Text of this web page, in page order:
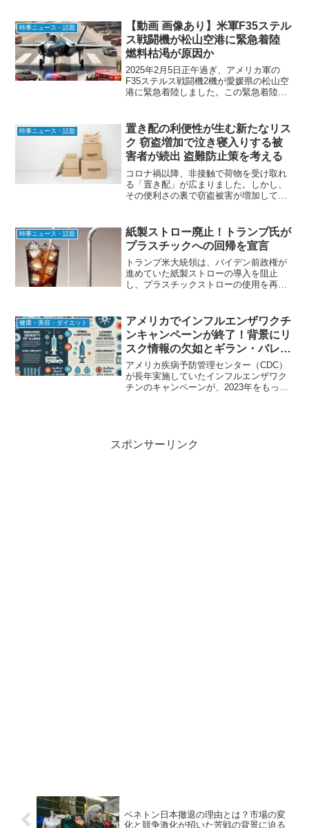
域間の意識の違いについて初心者でもわ
かりやすく解説します。...
時事ニュース・話題
【動画 画像あり】米軍F35ステル
ス戦闘機が松山空港に緊急着陸
燃料枯渇が原因か
2025年2月5日正午過ぎ、アメリカ軍の
F35ステルス戦闘機2機が愛媛県の松山空
港に緊急着陸しました。この緊急着陸は
米軍F35戦闘機の緊急着陸 詳細と原因松
山空港事務所...
時事ニュース・話題
置き配の利便性が生む新たなリス
ク 窃盗増加で泣き寝入りする被
害者が続出 盗難防止策を考える
コロナ禍以降、非接触で荷物を受け取れ
る「置き配」が広まりました。しかし、
その便利さの裏で窃盗被害が増加してい
被害者が泣き寝入りしている現状があり
ます。この記事では、置き...
時事ニュース・話題
紙製ストロー廃止！トランプ氏が
プラスチックへの回帰を宣言
トランプ米大統領は、バイデン前政権が
進めていた紙製ストローの導入を阻止
し、プラスチックストローの使用を再開
と断言し、「プラスチックに戻すべき
だ」と主張しています。この動...
健康・美容・ダイエット
アメリカでインフルエンザワクチ
ンキャンペーンが終了！背景にリ
スク情報の欠如とギラン・バレー
症候群の懸念
アメリカ疾病予防管理センター（CDC）
が長年実施していたインフルエンザワク
チンのキャンペーンが、2023年をもって
スポンサーリンク
ベネトン日本撤退の理由とは？市場の変
化と競争激化が招いた苦戦の背景に迫る